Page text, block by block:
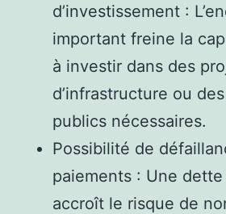
d’investissement :
important freine la
à investir dans des
d’infrastructure ou
publics nécessaires.
Possibilité de
paiements : Une
accroît le risque de